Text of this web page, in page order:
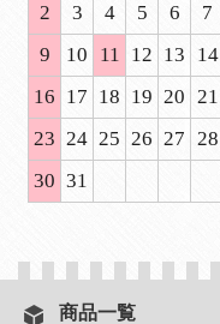
2
3 4 5 6 7
9
10 11 12 13 14
16 17 18 19 20 21
23 24 25 26 27 28
30 31
商品一覧